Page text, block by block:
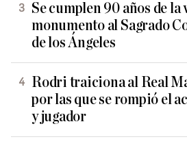
Se cumplen 90 años de la
monumento al Sagrado
de los Ángeles
Rodri traiciona al Real
por las que se rompió el
y jugador